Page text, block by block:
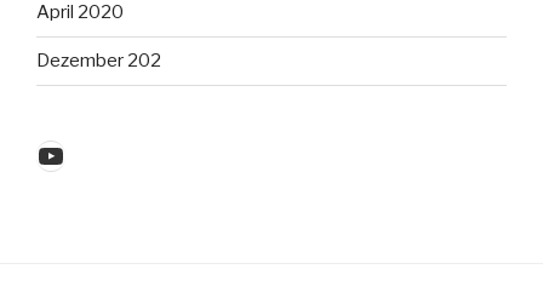
April 2020
Dezember 202
YouTube